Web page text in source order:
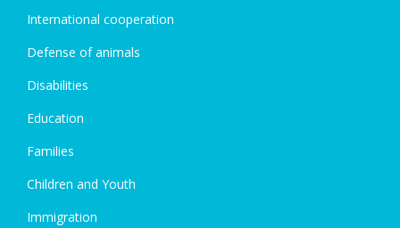
International cooperation
Defense of animals
Disabilities
Education
Families
Children and Youth
Immigration